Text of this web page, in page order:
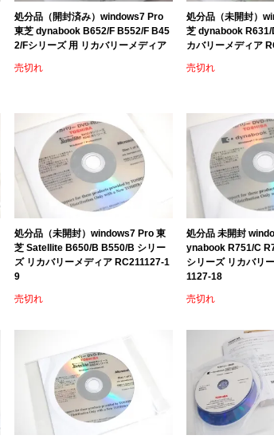
処分品（開封済み）windows7 Pro
東芝 dynabook B652/F B552/F B45
2/Fシリーズ 用 リカバリーメディア
売切れ
処分品（未開封）
芝 dynabook R631/
カバリーメディア
売切れ
処分品（未開封）windows7 Pro 東
芝 Satellite B650/B B550/B シリー
ズ リカバリーメディア RC211127-1
9
売切れ
処分品 未開封
ynabook R751/C
シリーズ リカバリ
1127-18
売切れ